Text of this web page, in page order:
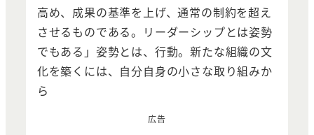
高め、成果の基準を上げ、通常の制約を超え
させるものである。リーダーシップとは姿勢
でもある」姿勢とは、行動。新たな組織の文
化を築くには、自分自身の小さな取り組みか
ら
広告